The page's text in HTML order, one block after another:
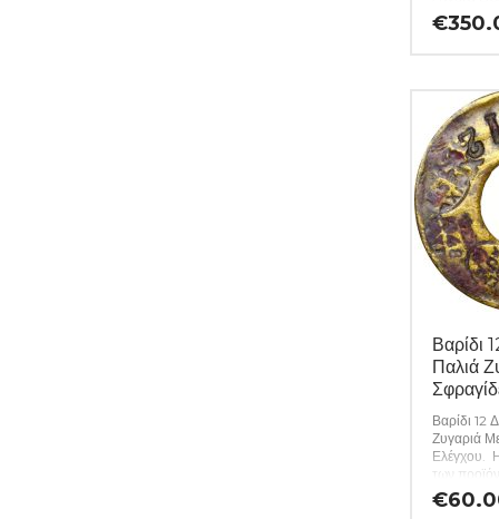
προϊόντων
εφόσον
10304)
€
Βαρίδι
Παλιά
Βαρίδι 12
Ζυγαριά
Ελέγχου.
των
εγγυημένη
τυχόν
€